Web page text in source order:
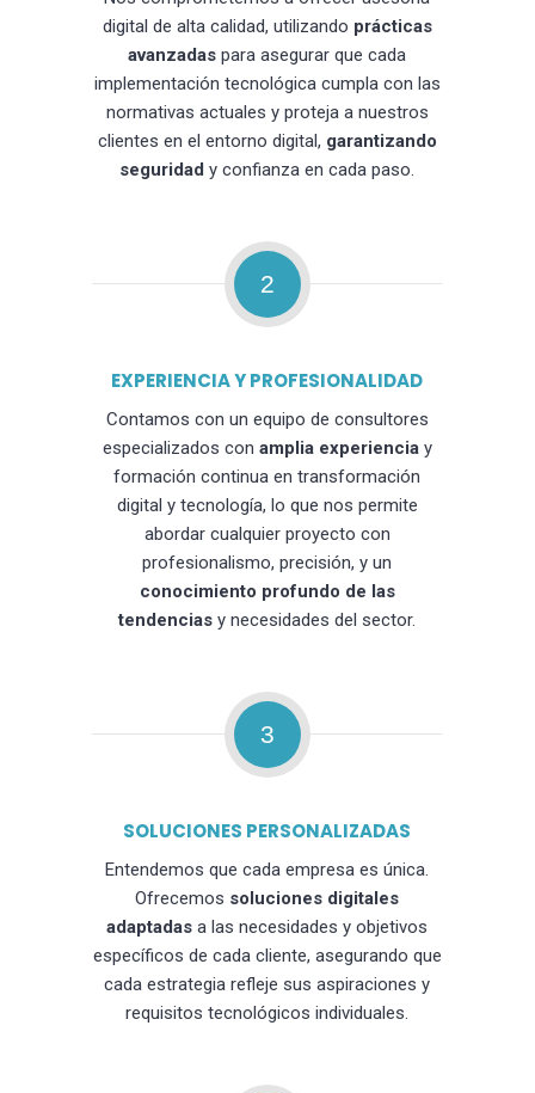
digital de alta calidad, utilizando prácticas
avanzadas para asegurar que cada
implementación tecnológica cumpla con las
normativas actuales y proteja a nuestros
clientes en el entorno digital, garantizando
seguridad y confianza en cada paso.
2
EXPERIENCIA Y PROFESIONALIDAD
Contamos con un equipo de consultores
especializados con amplia experienciay
formación continua en transformación
digital y tecnología, lo que nos permite
abordar cualquier proyecto con
profesionalismo, precisión, y un
conocimiento profundo de las
tendencias y necesidades del sector.
3
SOLUCIONES PERSONALIZADAS
Entendemos que cada empresa es única.
Ofrecemos soluciones digitales
adaptadas a las necesidades y objetivos
específicos de cada cliente, asegurando que
cada estrategia refleje sus aspiraciones y
requisitos tecnológicos individuales.